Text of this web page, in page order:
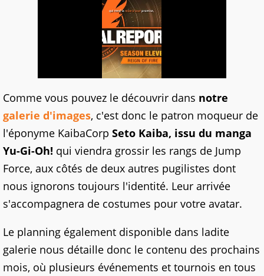
Comme vous pouvez le découvrir dans notre
galerie d'images, c'est donc le patron moqueur de
l'éponyme KaibaCorp Seto Kaiba, issu du manga
Yu-Gi-Oh! qui viendra grossir les rangs de Jump
Force, aux côtés de deux autres pugilistes dont
nous ignorons toujours l'identité. Leur arrivée
s'accompagnera de costumes pour votre avatar.
Le planning également disponible dans ladite
galerie nous détaille donc le contenu des prochains
mois, où plusieurs événements et tournois en tous